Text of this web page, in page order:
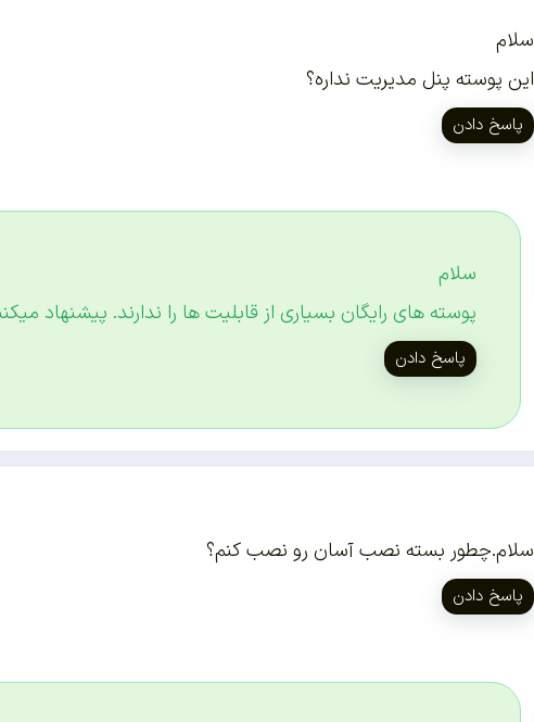
سلام
این پوسته پنل مدیریت نداره؟
پاسخ دادن
سلام
پوسته های رایگان بسیاری از قابلیت ها را ندارند. پیشنهاد
پاسخ دادن
سلام.چطور بسته نصب آسان رو نصب کنم؟
پاسخ دادن